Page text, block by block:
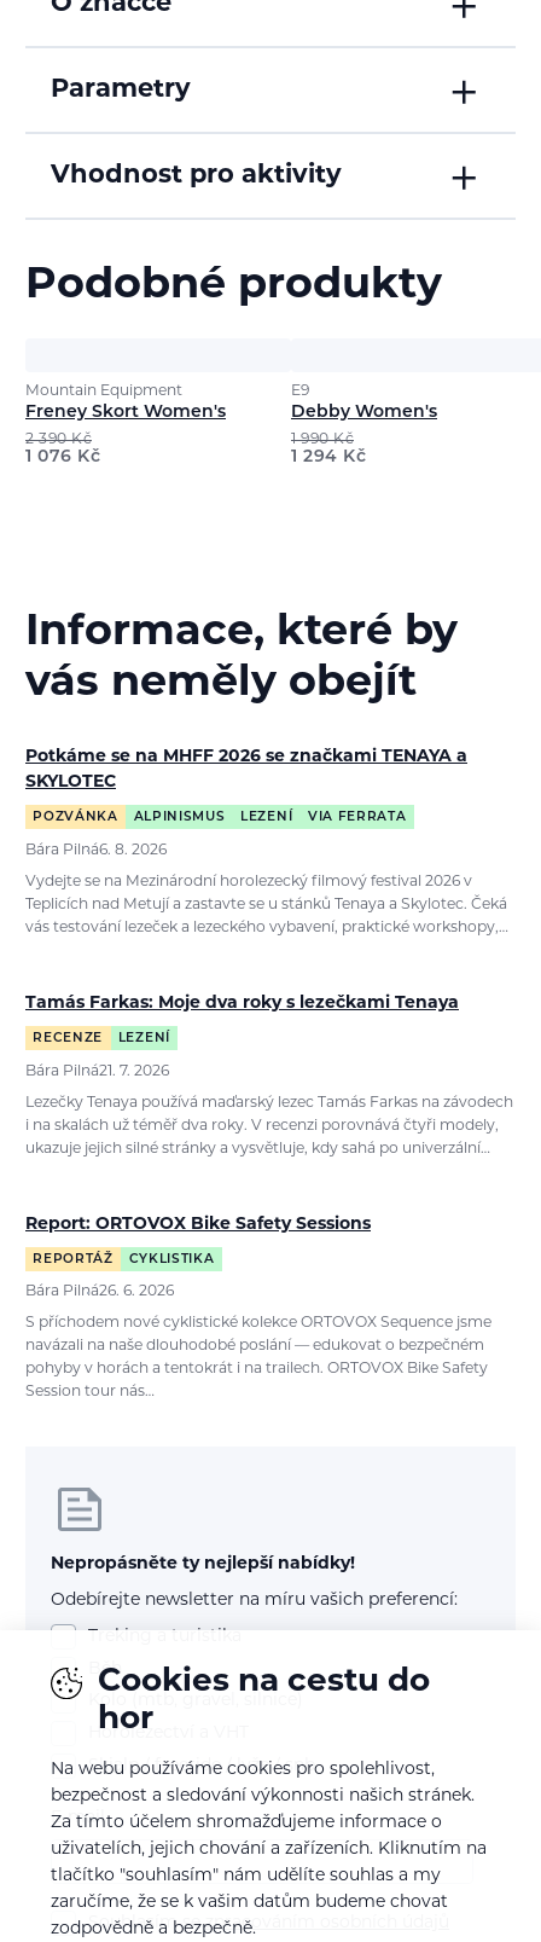
Parametry
Vhodnost pro aktivity
Podobné produkty
Mountain Equipment
Freney Skort Women's
2 390Kč
1 076 Kč
E9
Debby Women's
1 990Kč
1 294 Kč
Informace, které by
vás neměly obejít
Potkáme se na MHFF 2026 se značkami TENAYA a
SKYLOTEC
POZVÁNKA ALPINISMUS LEZENÍ VIA FERRATA
Bára Pilná6. 8. 2026
Vydejte se na Mezinárodní horolezecký filmový festival 2026 v
Teplicích nad Metují a zastavte se u stánků Tenaya a Skylotec. Čeká
vás testování lezeček a lezeckého vybavení, praktické workshopy,…
Tamás Farkas: Moje dva roky s lezečkami Tenaya
RECENZE LEZENÍ
Bára Pilná21. 7. 2026
Lezečky Tenaya používá maďarský lezec Tamás Farkas na závodech
i na skalách už téměř dva roky. V recenzi porovnává čtyři modely,
ukazuje jejich silné stránky a vysvětluje, kdy sahá po univerzální…
Report: ORTOVOX Bike Safety Sessions
REPORTÁŽ CYKLISTIKA
Bára Pilná26. 6. 2026
S příchodem nové cyklistické kolekce ORTOVOX Sequence jsme
navázali na naše dlouhodobé poslání — edukovat o bezpečném
pohyby v horách a tentokrát i na trailech. ORTOVOX Bike Safety
Session tour nás…
Nepropásněte ty nejlepší nabídky!
Odebírejte newsletter na míru vašich preferencí:
Běh
Kolo (mtb, gravel, silnice)
Horolezectví a VHT
Skialp / freeride / lyže / snb
E-mail
Souhlasím sezpracováním osobních údajů
Cookies na cestu do
hor
Na webu používáme cookies pro spolehlivost,
bezpečnost a sledování výkonnosti našich stránek.
Za tímto účelem shromažďujeme informace o
uživatelích, jejich chování a zařízeních. Kliknutím na
tlačítko "souhlasím" nám udělíte souhlas a my
zaručíme, že se k vašim datům budeme chovat
zodpovědně a bezpečně.